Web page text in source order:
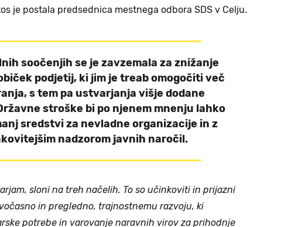
je postala predsednica mestnega odbora SDS v Celju.
soočenjih se je zavzemala za znižanje
podjetij, ki jim je treab omogočiti več
s tem pa ustvarjanja višje dodane
stroške bi po njenem mnenju lahko
sredstvi za nevladne organizacije in z
nadzorom javnih naročil.
sloni na treh načelih. To so učinkoviti in prijazni
in pregledno, trajnostnemu razvoju, ki
potrebe in varovanje naravnih virov za prihodnje